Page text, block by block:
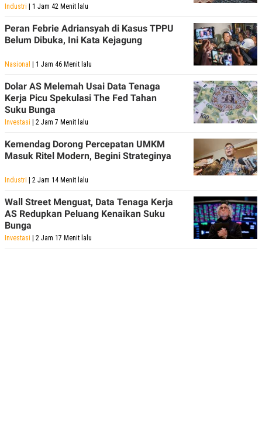
Industri | 1 Jam 42 Menit lalu
Peran Febrie Adriansyah di Kasus TPPU
Belum Dibuka, Ini Kata Kejagung
Nasional | 1 Jam 46 Menit lalu
Dolar AS Melemah Usai Data Tenaga
Kerja Picu Spekulasi The Fed Tahan
Suku Bunga
Investasi | 2 Jam 7 Menit lalu
Kemendag Dorong Percepatan UMKM
Masuk Ritel Modern, Begini Strateginya
Industri | 2 Jam 14 Menit lalu
Wall Street Menguat, Data Tenaga Kerja
AS Redupkan Peluang Kenaikan Suku
Bunga
Investasi | 2 Jam 17 Menit lalu